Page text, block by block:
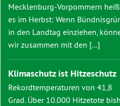
Mecklenburg-Vorpommern
es im Herbst: Wenn
in den Landtag einziehen,
wir zusammen mit den [...]
Klimaschutz ist Hitzeschutz
Rekordtemperaturen von 41,8
Grad. Über 10.000 Hitzetote